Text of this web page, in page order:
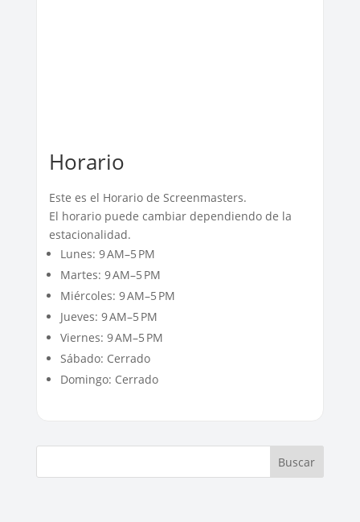
Horario
Este es el Horario de Screenmasters.
El horario puede cambiar dependiendo de la
estacionalidad.
Lunes: 9 AM–5 PM
Martes: 9 AM–5 PM
Miércoles: 9 AM–5 PM
Jueves: 9 AM–5 PM
Viernes: 9 AM–5 PM
Sábado: Cerrado
Domingo: Cerrado
Buscar